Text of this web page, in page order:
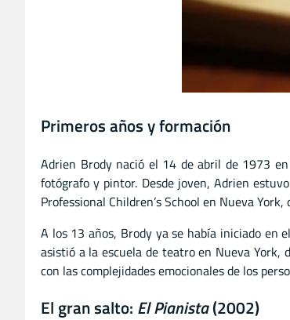
Primeros años y formación
Adrien Brody nació el 14 de abril de 1973
fotógrafo y pintor. Desde joven, Adrien
Professional Children’s School en Nueva
A los 13 años, Brody ya se había iniciado en
asistió a la escuela de teatro en Nueva
con las complejidades emocionales de los
El gran salto: El Pianista(2002)